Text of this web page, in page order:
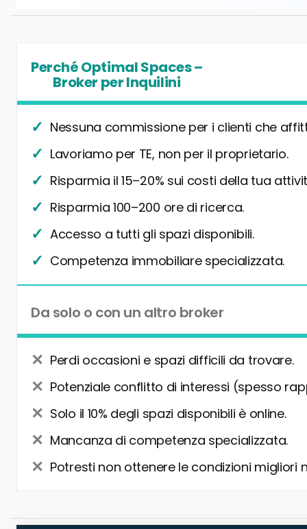
Perché Optimal Spaces –
Broker per Inquilini
Nessuna commissione per i clienti che
Lavoriamo per TE, non per il proprietario.
Risparmia il 15–20% sui costi della tua
Risparmia 100–200 ore di ricerca.
Accesso a tutti gli spazi disponibili.
Competenza immobiliare specializzata.
Da solo o con un altro broker
Perdi occasioni e spazi difficili da trovare.
Potenziale conflitto di interessi (spesso
Solo il 10% degli spazi disponibili è online.
Mancanza di competenza specializzata.
Potresti non ottenere le condizioni migliori